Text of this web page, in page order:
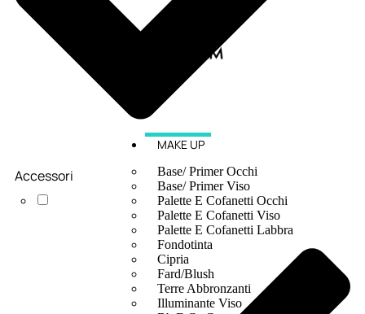
MAKE UP
Base/ Primer Occhi
Base/ Primer Viso
Palette E Cofanetti Occhi
Palette E Cofanetti Viso
Palette E Cofanetti Labbra
Fondotinta
Cipria
Fard/Blush
Terre Abbronzanti
Illuminante Viso
Accessori